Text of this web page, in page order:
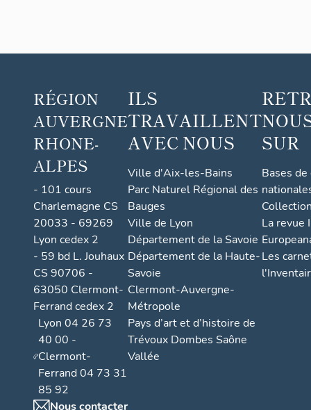
RÉGION
AUVERGNE
RHONE-
ALPES
- 101 cours
Charlemagne CS
20033 - 69269
Lyon cedex 2
- 59 bd L. Jouhaux
CS 90706 -
63050 Clermont-
Ferrand cedex 2
Lyon 04 26 73
40 00 -
Clermont-
Ferrand 04 73 31
85 92
Nous contacter
ILS
TRAVAILLENT
AVEC NOUS
Ville d'Aix-les-Bains
Parc Naturel Régional des
Bauges
Ville de Lyon
Département de la Savoie
Département de la Haute-
Savoie
Clermont-Auvergne-
Métropole
Pays d’art et d’histoire de
Trévoux Dombes Saône
Vallée
SUR
Bases
La revue
Les